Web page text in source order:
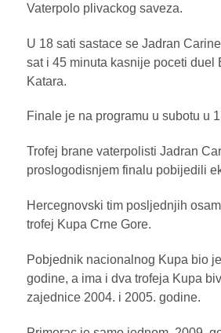
Vaterpolo plivackog saveza.
U 18 sati sastace se Jadran
sat i 45 minuta kasnije poceti duel
Katara.
Finale je na programu u subotu u
Trofej brane vaterpolisti Jadran
proslogodisnjem finalu pobijedili
Hercegnovski tim posljednjih
trofej Kupa Crne Gore.
Pobjednik nacionalnog Kupa bio
godine, a ima i dva trofeja Kupa
zajednice 2004. i 2005. godine.